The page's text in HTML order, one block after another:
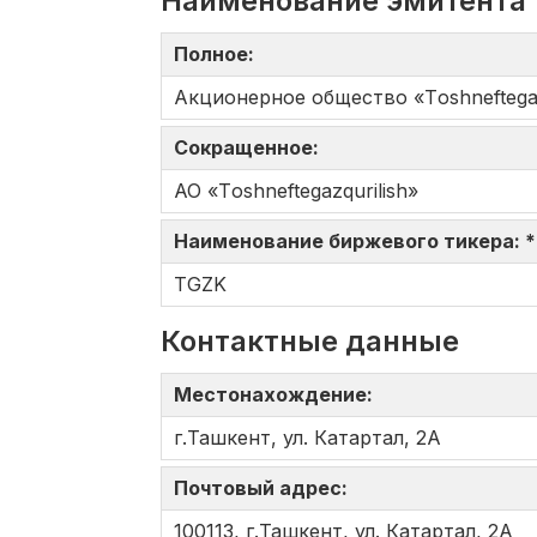
Полное:
Акционерное общество
Сокращенное:
АО «Tоshneftеgazqurilish»
Наименование биржевого тикера: *
TGZK
Контактные данные
Местонахождение:
г.Ташкент, ул. Катартал, 2А
Почтовый адрес:
100113, г.Ташкент, ул. Катартал, 2А